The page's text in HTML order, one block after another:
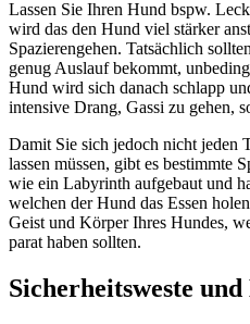
Lassen Sie Ihren Hund bspw.
wird das den Hund viel stärker
Spazierengehen. Tatsächlich
genug Auslauf bekommt,
Hund wird sich danach schlapp
intensive Drang, Gassi zu gehen,
Damit Sie sich jedoch nicht jeden
lassen müssen, gibt es bestimmte
wie ein Labyrinth aufgebaut und
welchen der Hund das Essen
Geist und Körper Ihres Hundes,
parat haben sollten.
Sicherheitsweste